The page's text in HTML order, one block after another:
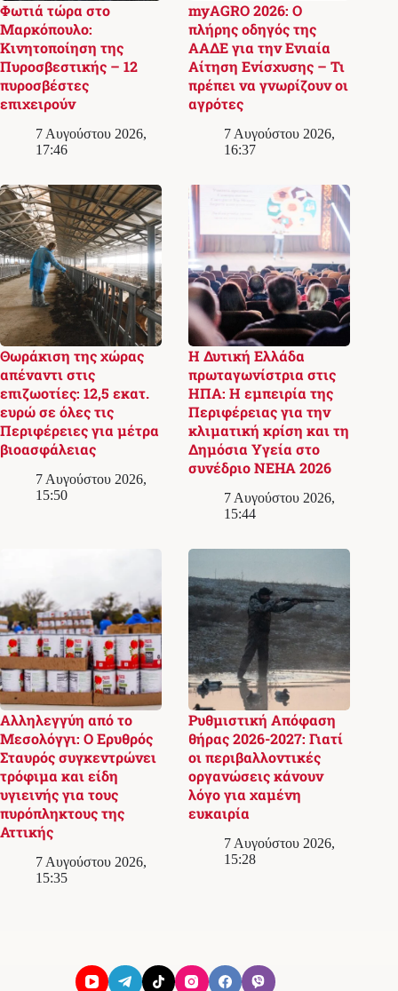
Φωτιά τώρα στο
Μαρκόπουλο:
Κινητοποίηση της
Πυροσβεστικής – 12
πυροσβέστες
επιχειρούν
7 Αυγούστου 2026,
17:46
myAGRO 2026: Ο
πλήρης οδηγός της
ΑΑΔΕ για την Ενιαία
Αίτηση Ενίσχυσης – Τι
πρέπει να γνωρίζουν οι
αγρότες
7 Αυγούστου 2026,
16:37
Θωράκιση της χώρας
απέναντι στις
επιζωοτίες: 12,5 εκατ.
ευρώ σε όλες τις
Περιφέρειες για μέτρα
βιοασφάλειας
7 Αυγούστου 2026,
15:50
Η Δυτική Ελλάδα
πρωταγωνίστρια στις
ΗΠΑ: Η εμπειρία της
Περιφέρειας για την
κλιματική κρίση και τη
Δημόσια Υγεία στο
συνέδριο NEHA 2026
7 Αυγούστου 2026,
15:44
Αλληλεγγύη από το
Μεσολόγγι: Ο Ερυθρός
Σταυρός συγκεντρώνει
τρόφιμα και είδη
υγιεινής για τους
πυρόπληκτους της
Αττικής
7 Αυγούστου 2026,
15:35
Ρυθμιστική Απόφαση
θήρας 2026-2027: Γιατί
οι περιβαλλοντικές
οργανώσεις κάνουν
λόγο για χαμένη
ευκαιρία
7 Αυγούστου 2026,
15:28